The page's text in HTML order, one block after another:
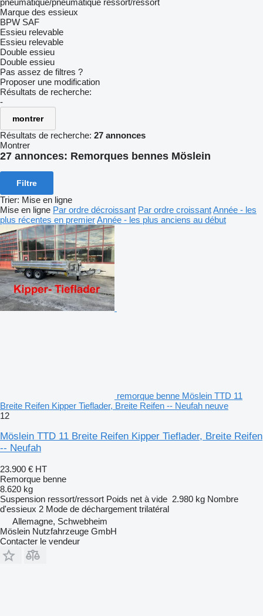
pneumatique/pneumatique ressort/ressort
Marque des essieux
BPW SAF
Essieu relevable
Essieu relevable
Double essieu
Double essieu
Pas assez de filtres ?
Proposer une modification
Résultats de recherche:
-
montrer
Résultats de recherche: 27 annonces
Montrer
27 annonces: Remorques bennes Möslein
Filtre
Trier: Mise en ligne
Mise en ligne Par ordre décroissant Par ordre croissantAnnée - les
plus récentes en premierAnnée - les plus anciens au début
remorque benne Möslein TTD 11
Breite Reifen Kipper Tieflader, Breite Reifen -- Neufah neuve
12
Möslein TTD 11 Breite Reifen Kipper Tieflader, Breite Reifen
-- Neufah
23.900 € HT
Remorque benne
8.620 kg
Suspension ressort/ressort Poids net à vide 2.980 kg Nombre
d'essieux 2 Mode de déchargement trilatéral
Allemagne, Schwebheim
Möslein Nutzfahrzeuge GmbH
Contacter le vendeur